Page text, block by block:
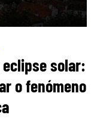
solar:
o fenómeno